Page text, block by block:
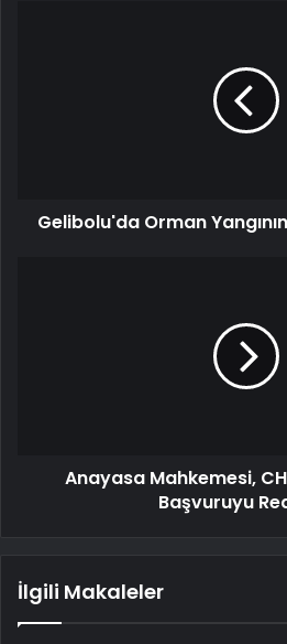
Gelibolu'da Orman
Anayasa Mahkemesi,
Başvuruyu
İlgili Makaleler